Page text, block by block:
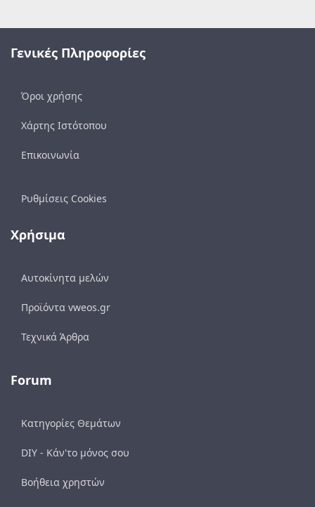
Γενικές Πληροφορίες
Όροι χρήσης
Χάρτης Ιστότοπου
Επικοινωνία
Ρυθμίσεις Cookies
Χρήσιμα
Αυτοκίνητα μελών
Προϊόντα vweos.gr
Τεχνικά Άρθρα
Forum
Κατηγορίες Θεμάτων
DIY - Κάν'το μόνος σου
Βοήθεια χρηστών